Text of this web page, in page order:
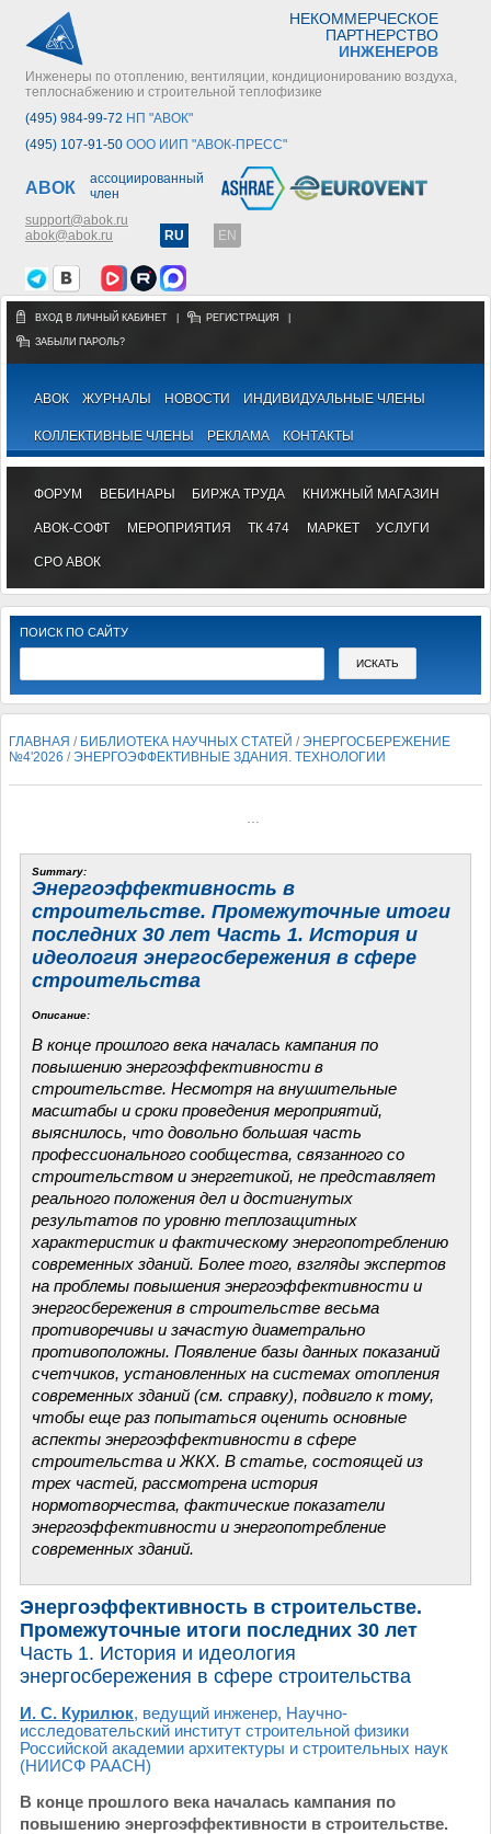
НЕКОММЕРЧЕСКОЕ
ПАРТНЕРСТВО
ИНЖЕНЕРОВ
Инженеры по отоплению, вентиляции, кондиционированию воздуха,
теплоснабжению и строительной теплофизике
(495) 984-99-72 НП "АВОК"
(495) 107-91-50 ООО ИИП "АВОК-ПРЕСС"
АВОК
ассоциированный
член
support@abok.ru
abok@abok.ru
RU EN
ВХОД В ЛИЧНЫЙ КАБИНЕТ РЕГИСТРАЦИЯ
ЗАБЫЛИ ПАРОЛЬ?
АВОК ЖУРНАЛЫ НОВОСТИ ИНДИВИДУАЛЬНЫЕ ЧЛЕНЫ
КОЛЛЕКТИВНЫЕ ЧЛЕНЫ РЕКЛАМА КОНТАКТЫ
ФОРУМ ВЕБИНАРЫ БИРЖА ТРУДА КНИЖНЫЙ МАГАЗИН
АВОК-СОФТ МЕРОПРИЯТИЯ ТК 474 МАРКЕТ УСЛУГИ
СРО АВОК
ПОИСК ПО САЙТУ
ГЛАВНАЯ / БИБЛИОТЕКА НАУЧНЫХ СТАТЕЙ /ЭНЕРГОСБЕРЕЖЕНИЕ
№4'2026 /ЭНЕРГОЭФФЕКТИВНЫЕ ЗДАНИЯ. ТЕХНОЛОГИИ
Summary:
Энергоэффективность в
строительстве. Промежуточные итоги
последних 30 лет Часть 1. История и
идеология энергосбережения в сфере
строительства
Описание:
В конце прошлого века началась кампания по
повышению энергоэффективности в
строительстве. Несмотря на внушительные
масштабы и сроки проведения мероприятий,
выяснилось, что довольно большая часть
профессионального сообщества, связанного со
строительством и энергетикой, не представляет
реального положения дел и достигнутых
результатов по уровню теплозащитных
характеристик и фактическому энергопотреблению
современных зданий. Более того, взгляды экспертов
на проблемы повышения энергоэффективности и
энергосбережения в строительстве весьма
противоречивы и зачастую диаметрально
противоположны. Появление базы данных показаний
счетчиков, установленных на системах отопления
современных зданий (см. справку), подвигло к тому,
чтобы еще раз попытаться оценить основные
аспекты энергоэффективности в сфере
строительства и ЖКХ. В статье, состоящей из
трех частей, рассмотрена история
нормотворчества, фактические показатели
энергоэффективности и энергопотребление
современных зданий.
Энергоэффективность в строительстве.
Промежуточные итоги последних 30 лет
Часть 1. История и идеология
энергосбережения в сфере строительства
И. С. Курилюк, ведущий инженер, Научно-
исследовательский институт строительной физики
Российской академии архитектуры и строительных наук
(НИИСФ РААСН)
В конце прошлого века началась кампания по
повышению энергоэффективности в строительстве.